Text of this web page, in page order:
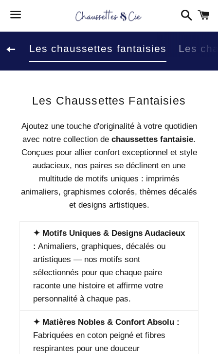
Retour à la navigation sur le site
Les chaussettes fantaisies Les
Collection:
Les Chaussettes Fantaisies
Ajoutez une touche d'originalité à votre quotidien
avec notre collection de chaussettes fantaisie.
Conçues pour allier confort exceptionnel et style
audacieux, nos paires se déclinent en une
multitude de motifs uniques : imprimés
animaliers, graphismes colorés, thèmes décalés
et designs artistiques.
✦ Motifs Uniques & Designs Audacieux
: Animaliers, graphiques, décalés ou
artistiques — nos motifs sont
sélectionnés pour que chaque paire
raconte une histoire et affirme votre
personnalité à chaque pas.
✦ Matières Nobles & Confort Absolu :
Fabriquées en coton peigné et fibres
respirantes pour une douceur